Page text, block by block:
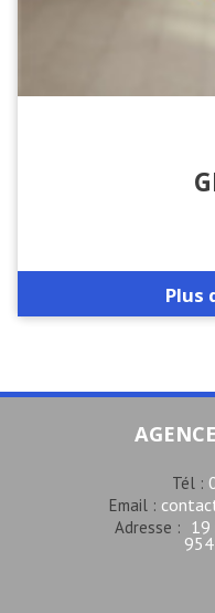
Plus
Tél :
Email :
Adresse : 19